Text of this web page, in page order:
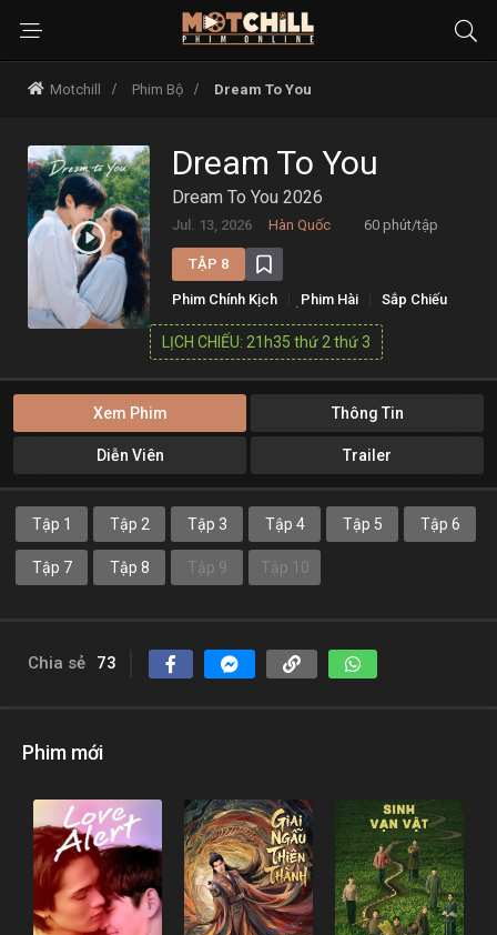
Motchill Phim Bộ Dream To You
Dream To You
Dream To You 2026
Jul. 13, 2026 Hàn Quốc 60 phút/tập
TẬP 8
Phim Chính Kịch Phim Hài
Sắp Chiếu
LỊCH CHIẾU: 21h35 thứ 2 thứ 3
Xem Phim Thông Tin
Diễn Viên Trailer
Tập 1 Tập 2 Tập 3 Tập 4 Tập 5 Tập 6
Tập 7 Tập 8 Tập 9 Tập 10
Chia sẻ 73
Phim mới